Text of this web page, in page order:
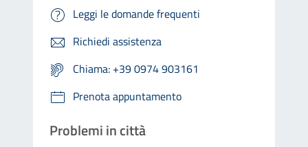
Leggi le domande frequenti
Richiedi assistenza
Chiama: +39 0974 903161
Prenota appuntamento
Problemi in città